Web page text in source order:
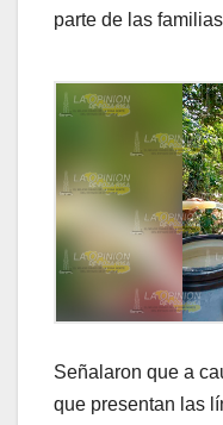
parte de las
Señalaron que a
que presentan las